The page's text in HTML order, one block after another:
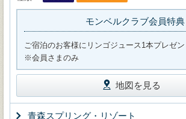
モンベルクラブ会員特典
ご宿泊のお客様にリンゴジュース1本プレゼン
※会員さまのみ
地図を見る
青森スプリング・リゾート